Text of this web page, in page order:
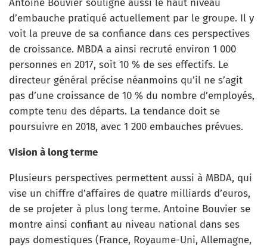
Antoine Bouvier souligne aussi le haut niveau
d’embauche pratiqué actuellement par le groupe. Il y
voit la preuve de sa confiance dans ces perspectives
de croissance. MBDA a ainsi recruté environ 1 000
personnes en 2017, soit 10 % de ses effectifs. Le
directeur général précise néanmoins qu’il ne s’agit
pas d’une croissance de 10 % du nombre d’employés,
compte tenu des départs. La tendance doit se
poursuivre en 2018, avec 1 200 embauches prévues.
Vision à long terme
Plusieurs perspectives permettent aussi à MBDA, qui
vise un chiffre d’affaires de quatre milliards d’euros,
de se projeter à plus long terme. Antoine Bouvier se
montre ainsi confiant au niveau national dans ses
pays domestiques (France, Royaume-Uni, Allemagne,